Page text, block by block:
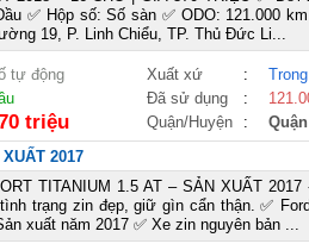
✅ Hộp số: Số sàn ✅ ODO: 121.000
19, P. Linh Chiểu, TP. Thủ Đức Li...
tự động Xuất xứ :
Đã sử dụng :
triệu Quận/Huyện :
2017
TITANIUM 1.5 AT – SẢN XUẤT
trạng zin đẹp, giữ gìn cẩn thận. ✅
xuất năm 2017 ✅ Xe zin nguyên bản ...